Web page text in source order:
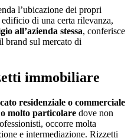
l’ubicazione dei propri
di una certa rilevanza,
all’azienda stessa, conferisce
brand sul mercato di
immobiliare
residenziale o commerciale
molto particolare dove non
occorre molta
e intermediazione. Rizzetti